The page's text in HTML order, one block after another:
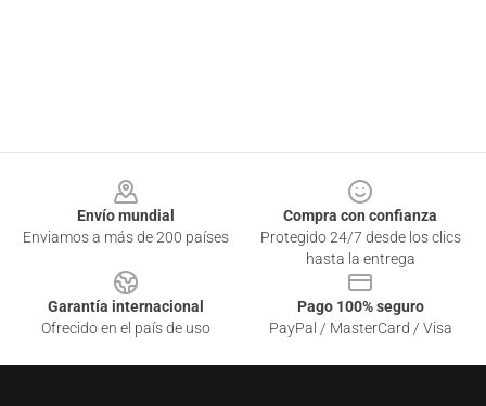
Envío mundial
Enviamos a más de 200 países
Compra con confianza
Protegido 24/7 desde los clics
hasta la entrega
Garantía internacional
Ofrecido en el país de uso
Pago 100% seguro
PayPal / MasterCard / Visa